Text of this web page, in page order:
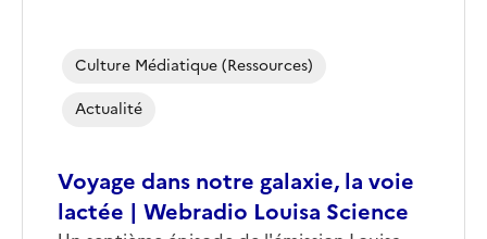
Voyage dans notre galaxie, la voie
lactée | Webradio Louisa Science
Culture Médiatique (ressources)
Actualité